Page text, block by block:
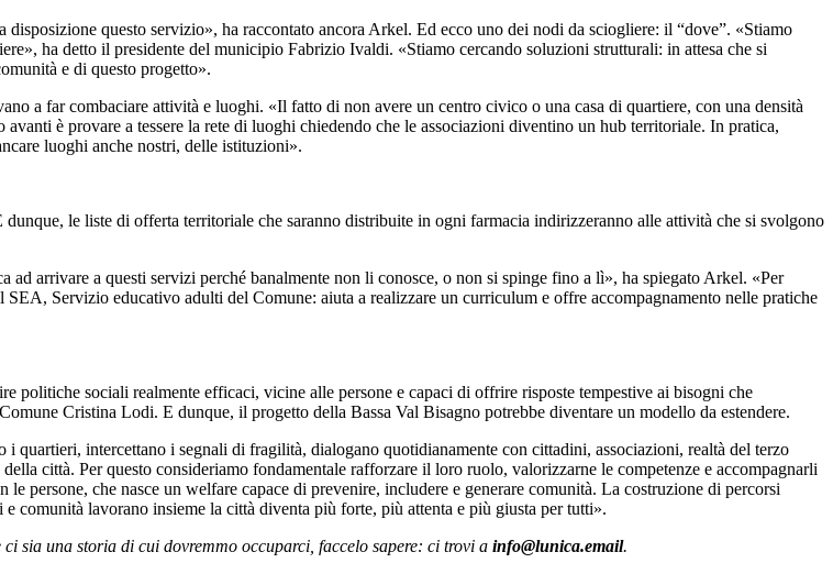
questo servizio», ha raccontato ancora Arkel. Ed ecco uno dei nodi da sciogliere: il “dove”. «Stiamo
ha detto il presidente del municipio Fabrizio Ivaldi. «Stiamo cercando soluzioni strutturali: in attesa che si
e di questo progetto».
a far combaciare attività e luoghi. «Il fatto di non avere un centro civico o una casa di quartiere, con una densità
è provare a tessere la rete di luoghi chiedendo che le associazioni diventino un hub territoriale. In pratica,
luoghi anche nostri, delle istituzioni».
le liste di offerta territoriale che saranno distribuite in ogni farmacia indirizzeranno alle attività che si svolgono
arrivare a questi servizi perché banalmente non li conosce, o non si spinge fino a lì», ha spiegato Arkel. «Per
Servizio educativo adulti del Comune: aiuta a realizzare un curriculum e offre accompagnamento nelle pratiche
politiche sociali realmente efficaci, vicine alle persone e capaci di offrire risposte tempestive ai bisogni che
Cristina Lodi. E dunque, il progetto della Bassa Val Bisagno potrebbe diventare un modello da estendere.
intercettano i segnali di fragilità, dialogano quotidianamente con cittadini, associazioni, realtà del terzo
città. Per questo consideriamo fondamentale rafforzare il loro ruolo, valorizzarne le competenze e accompagnarli
persone, che nasce un welfare capace di prevenire, includere e generare comunità. La costruzione di percorsi
comunità lavorano insieme la città diventa più forte, più attenta e più giusta per tutti».
ci sia una storia di cui dovremmo occuparci, faccelo sapere: ci trovi a info@lunica.email.